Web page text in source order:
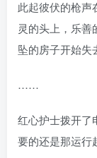
此起彼伏的枪声
灵的头上，乐善
坠的房子开始失
……
红心护士拨开了
要的还是那运行